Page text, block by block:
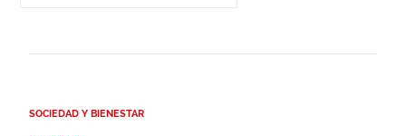
SOCIEDAD Y BIENESTAR